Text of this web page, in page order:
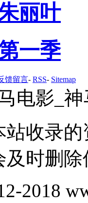
丽叶
一季
馈留言- RSS- Sitemap
电影_
站收录
时删
2018